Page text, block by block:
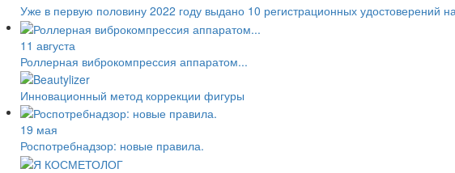
Уже в первую половину 2022 году выдано 10 регистрационных удостоверений
11 августа
Роллерная виброкомпрессия аппаратом...
Инновационный метод коррекции фигуры
19 мая
Роспотребнадзор: новые правила.